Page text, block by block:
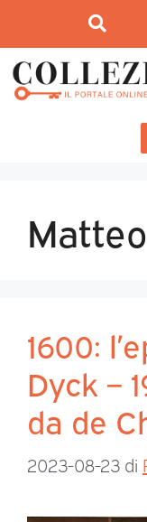
1600:
Dyck –
da de
2023-08-23 di